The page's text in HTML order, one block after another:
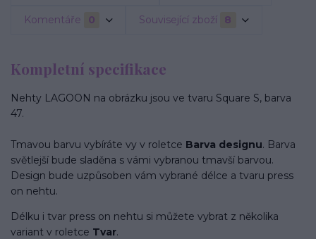
Komentáře 0 Související zboží 8
Kompletní specifikace
Nehty LAGOON na obrázku jsou ve tvaru Square S, barva
47.
Tmavou barvu vybíráte vy v roletce Barva designu. Barva
světlejší bude sladěna s vámi vybranou tmavší barvou.
Design bude uzpůsoben vám vybrané délce a tvaru press
on nehtu.
Délku i tvar press on nehtu si můžete vybrat z několika
variant v roletce Tvar.